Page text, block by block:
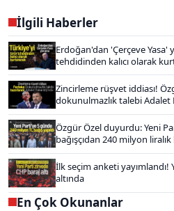
İlgili Haberler
Erdoğan'dan 'Çerçeve Yasa'
tehdidinden kalıcı olarak
Zincirleme rüşvet iddiası!
dokunulmazlık talebi Adalet
Özgür Özel duyurdu: Yeni
bağışçıdan 240 milyon liralık
İlk seçim anketi yayımlandı!
altında
En Çok Okunanlar